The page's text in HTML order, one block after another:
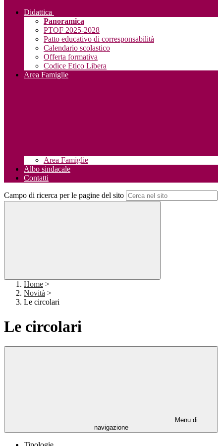
Didattica
Panoramica
PTOF 2025-2028
Patto educativo di corresponsabilità
Calendario scolastico
Offerta formativa
Codice Etico Libera
Area Famiglie
Area Famiglie
Albo sindacale
Contatti
Campo di ricerca per le pagine del sito
Home >
Novità >
Le circolari
Le circolari
Menu di
navigazione